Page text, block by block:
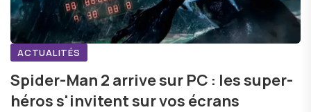
ACTUALITÉS
Spider-Man 2 arrive sur PC : les super-
héros s'invitent sur vos écrans